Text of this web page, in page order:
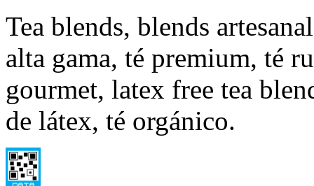
Tea blends, blends
alta gama, té premium, té
gourmet, latex free tea
de látex, té orgánico.